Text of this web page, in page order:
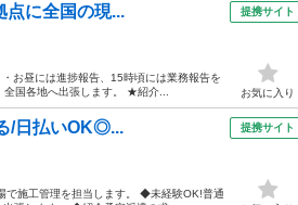
点に全国の現...
お昼には進捗報告、15時頃には業務報告を
国各地へ出張します。 ★紹介...
提携サイト
お気に入り
/日払いOK◎...
施工管理を担当します。 ◆未経験OK!普通
提携サイト